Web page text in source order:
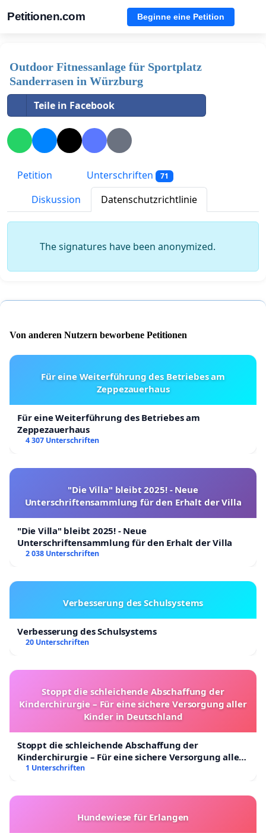
Petitionen.com Beginne eine Petition
Outdoor Fitnessanlage für Sportplatz
Sanderrasen in Würzburg
Teile in Facebook
Petition Unterschriften 71
Diskussion Datenschutzrichtlinie
The signatures have been anonymized.
Von anderen Nutzern beworbene Petitionen
Für eine Weiterführung des Betriebes am
Zeppezauerhaus
Für eine Weiterführung des Betriebes am
Zeppezauerhaus
4 307 Unterschriften
"Die Villa" bleibt 2025! - Neue
Unterschriftensammlung für den Erhalt der Villa
"Die Villa" bleibt 2025! - Neue
Unterschriftensammlung für den Erhalt der Villa
2 038 Unterschriften
Verbesserung des Schulsystems
Verbesserung des Schulsystems
20 Unterschriften
Stoppt die schleichende Abschaffung der
Kinderchirurgie – Für eine sichere Versorgung aller
Kinder in Deutschland
Stoppt die schleichende Abschaffung der
Kinderchirurgie – Für eine sichere Versorgung aller
Kinder in Deutschland
1 Unterschriften
Hundewiese für Erlangen